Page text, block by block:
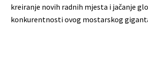
kreiranje novih radnih mjesta i jačanje
konkurentnosti ovog mostarskog